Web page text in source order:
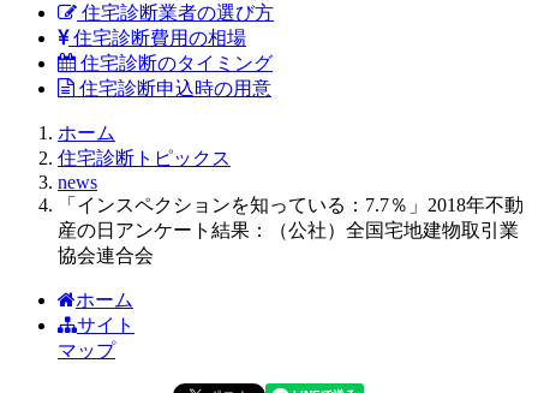
住宅診断業者の選び方
住宅診断費用の相場
住宅診断のタイミング
住宅診断申込時の用意
ホーム
住宅診断トピックス
news
「インスペクションを知っている：7.7％」2018年不動
産の日アンケート結果：（公社）全国宅地建物取引業
協会連合会
ホーム
サイト
マップ